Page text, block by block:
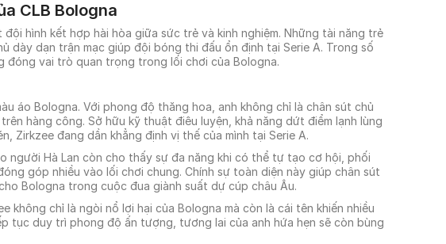
CLB Bologna
đội hình kết hợp hài hòa giữa sức trẻ và kinh nghiệm. Những tài năng trẻ
dày dạn trận mạc giúp đội bóng thi đấu ổn định tại Serie A. Trong số
đóng vai trò quan trọng trong lối chơi của Bologna.
áo Bologna. Với phong độ thăng hoa, anh không chỉ là chân sút chủ
hàng công. Sở hữu kỹ thuật điêu luyện, khả năng dứt điểm lạnh lùng
Zirkzee đang dần khẳng định vị thế của mình tại Serie A.
người Hà Lan còn cho thấy sự đa năng khi có thể tự tạo cơ hội, phối
góp nhiều vào lối chơi chung. Chính sự toàn diện này giúp chân sút
Bologna trong cuộc đua giành suất dự cúp châu Âu.
không chỉ là ngòi nổ lợi hại của Bologna mà còn là cái tên khiến nhiều
tục duy trì phong độ ấn tượng, tương lai của anh hứa hẹn sẽ còn bùng